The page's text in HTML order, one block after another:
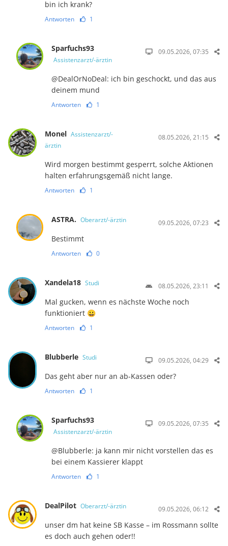
bin ich krank?
Antworten 1
Sparfuchs93
Assistenzarzt/-ärztin
09.05.2026, 07:35
@DealOrNoDeal: ich bin geschockt, und das aus
deinem mund
Antworten 1
Monel Assistenzarzt/-
ärztin
08.05.2026, 21:15
Wird morgen bestimmt gesperrt, solche Aktionen
halten erfahrungsgemäß nicht lange.
Antworten 1
ASTRA. Oberarzt/-ärztin 09.05.2026, 07:23
Bestimmt
Antworten 0
Xandela18 Studi 08.05.2026, 23:11
Mal gucken, wenn es nächste Woche noch
funktioniert 😀
Antworten 1
Blubberle Studi 09.05.2026, 04:29
Das geht aber nur an ab-Kassen oder?
Antworten 1
Sparfuchs93
Assistenzarzt/-ärztin
09.05.2026, 07:35
@Blubberle: ja kann mir nicht vorstellen das es
bei einem Kassierer klappt
Antworten 1
DealPilot Oberarzt/-ärztin 09.05.2026, 06:12
unser dm hat keine SB Kasse – im Rossmann sollte
es doch auch gehen oder!!